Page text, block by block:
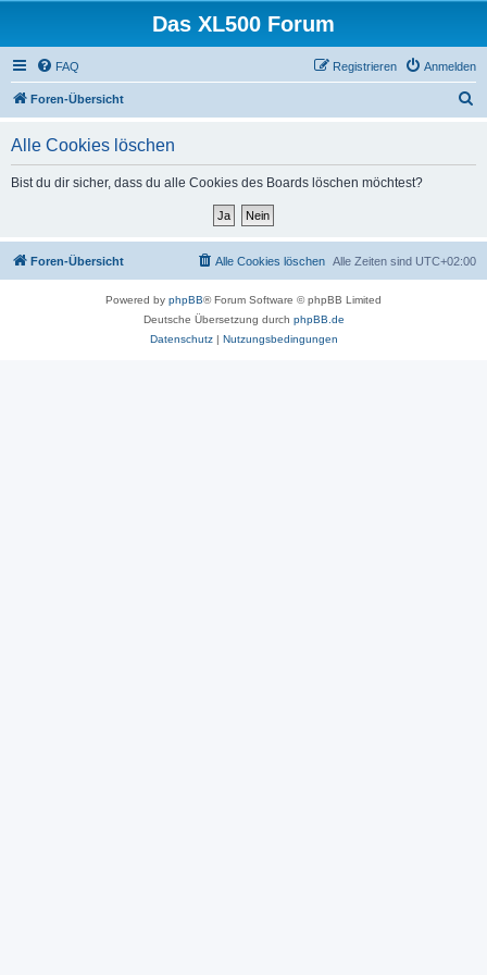
Das XL500 Forum
FAQ Anmelden
Registrieren
Foren-Übersicht
Alle Cookies löschen
Bist du dir sicher, dass du alle Cookies des Boards löschen möchtest?
Foren-Übersicht Alle Zeiten sind UTC+02:00
Alle Cookies löschen
Powered by phpBB® Forum Software © phpBB Limited
Deutsche Übersetzung durch phpBB.de
Datenschutz| Nutzungsbedingungen